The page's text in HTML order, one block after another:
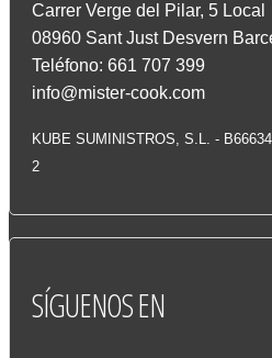
Carrer Verge del Pilar, 5 Local
08960 Sant Just Desvern
Teléfono: 661 707 399
info@mister-cook.com
KUBE SUMINISTROS, S.L. -
2
SÍGUENOSEN